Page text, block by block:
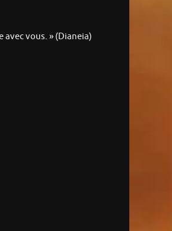
vous. » (Dianeia)